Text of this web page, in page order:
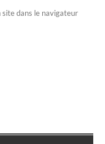
dans le navigateur